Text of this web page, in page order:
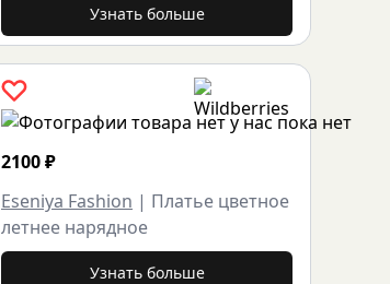
Узнать больше
2100₽
Eseniya Fashion | Платье цветное
летнее нарядное
Узнать больше